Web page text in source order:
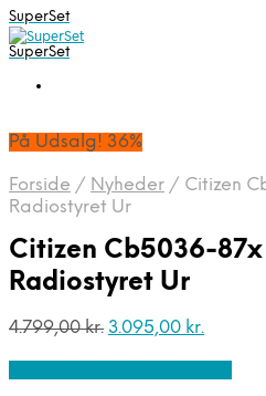
SuperSet
SuperSet
På Udsalg! 36%
Forside / Nyheder / Citizen
Radiostyret Ur
Citizen Cb5036-
Radiostyret Ur
4.799,00kr. Den
3.095,00 kr.Den